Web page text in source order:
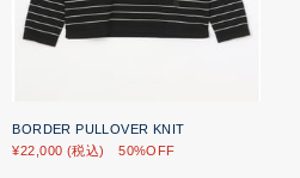
BORDER PULLOVER KNIT
¥22,000 (税込) 50%OFF